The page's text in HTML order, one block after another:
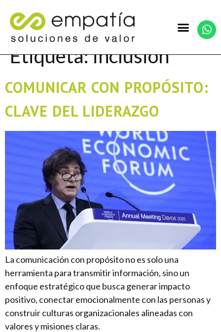
Etiqueta:inclusión
COMUNICAR CON PROPÓSITO:
CLAVE DEL LIDERAZGO
La comunicación con propósito no es solo una
herramienta para transmitir información, sino un
enfoque estratégico que busca generar impacto
positivo, conectar emocionalmente con las personas y
construir culturas organizacionales alineadas con
valores y misiones claras.